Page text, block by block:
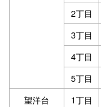
2丁目
3丁目
4丁目
5丁目
望洋台
1丁目